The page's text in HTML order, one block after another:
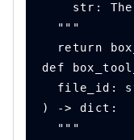
str:
  """
return
def
file_id:
) -> dict:
  """